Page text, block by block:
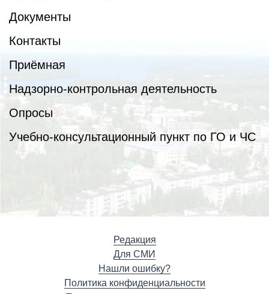
Документы
Контакты
Приёмная
Надзорно-контрольная деятельность
Опросы
Учебно-консультационный пункт по ГО и ЧС
Редакция
Для СМИ
Нашли ошибку?
Политика конфиденциальности